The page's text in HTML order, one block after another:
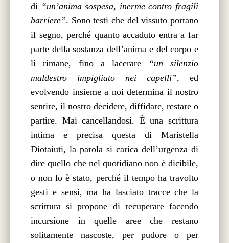
di “un’anima sospesa, inerme contro fragili
barriere”. Sono testi che del vissuto portano
il segno, perché quanto accaduto entra a far
parte della sostanza dell’anima e del corpo e
lì rimane, fino a lacerare
“un silenzio
maldestro impigliato nei capelli”, ed
evolvendo insieme a noi determina il nostro
sentire, il nostro decidere, diffidare, restare o
partire. Mai cancellandosi. È una scrittura
intima e precisa questa di Maristella
Diotaiuti, la parola si carica dell’urgenza di
dire quello che nel quotidiano non è dicibile,
o non lo è stato, perché il tempo ha travolto
gesti e sensi, ma ha lasciato tracce che la
scrittura si propone di recuperare facendo
incursione in quelle aree che restano
solitamente nascoste, per pudore o per